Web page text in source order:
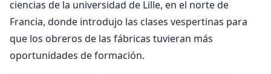
ciencias de la universidad de Lille, en el norte de
Francia, donde introdujo las clases vespertinas para
que los obreros de las fábricas tuvieran más
oportunidades de formación.